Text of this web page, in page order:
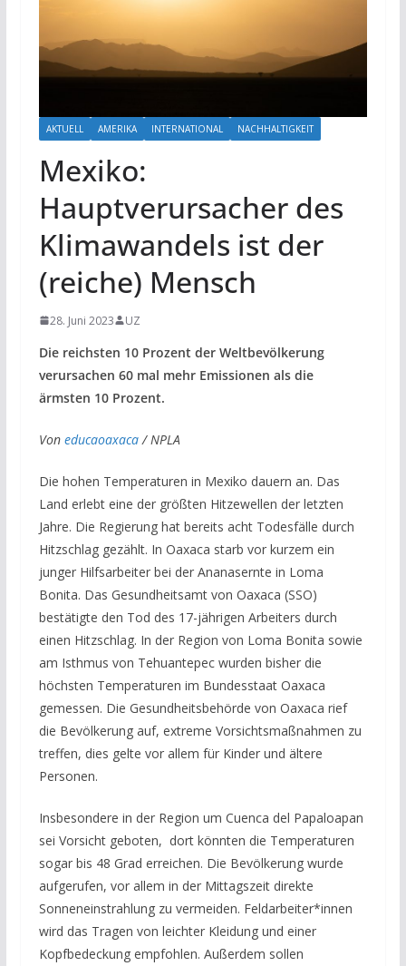
AKTUELL AMERIKA INTERNATIONAL NACHHALTIGKEIT
Mexiko:
Hauptverursacher des
Klimawandels ist der
(reiche) Mensch
28. Juni 2023 UZ
Die reichsten 10 Prozent der Weltbevölkerung
verursachen 60 mal mehr Emissionen als die
ärmsten 10 Prozent.
Von educaoaxaca/ NPLA
Die hohen Temperaturen in Mexiko dauern an. Das
Land erlebt eine der größten Hitzewellen der letzten
Jahre. Die Regierung hat bereits acht Todesfälle durch
Hitzschlag gezählt. In Oaxaca starb vor kurzem ein
junger Hilfsarbeiter bei der Ananasernte in Loma
Bonita. Das Gesundheitsamt von Oaxaca (SSO)
bestätigte den Tod des 17-jährigen Arbeiters durch
einen Hitzschlag. In der Region von Loma Bonita sowie
am Isthmus von Tehuantepec wurden bisher die
höchsten Temperaturen im Bundesstaat Oaxaca
gemessen. Die Gesundheitsbehörde von Oaxaca rief
die Bevölkerung auf, extreme Vorsichtsmaßnahmen zu
treffen, dies gelte vor allem für Kinder und ältere
Personen.
Insbesondere in der Region um Cuenca del Papaloapan
sei Vorsicht geboten, dort könnten die Temperaturen
sogar bis 48 Grad erreichen. Die Bevölkerung wurde
aufgerufen, vor allem in der Mittagszeit direkte
Sonneneinstrahlung zu vermeiden. Feldarbeiter*innen
wird das Tragen von leichter Kleidung und einer
Kopfbedeckung empfohlen. Außerdem sollen